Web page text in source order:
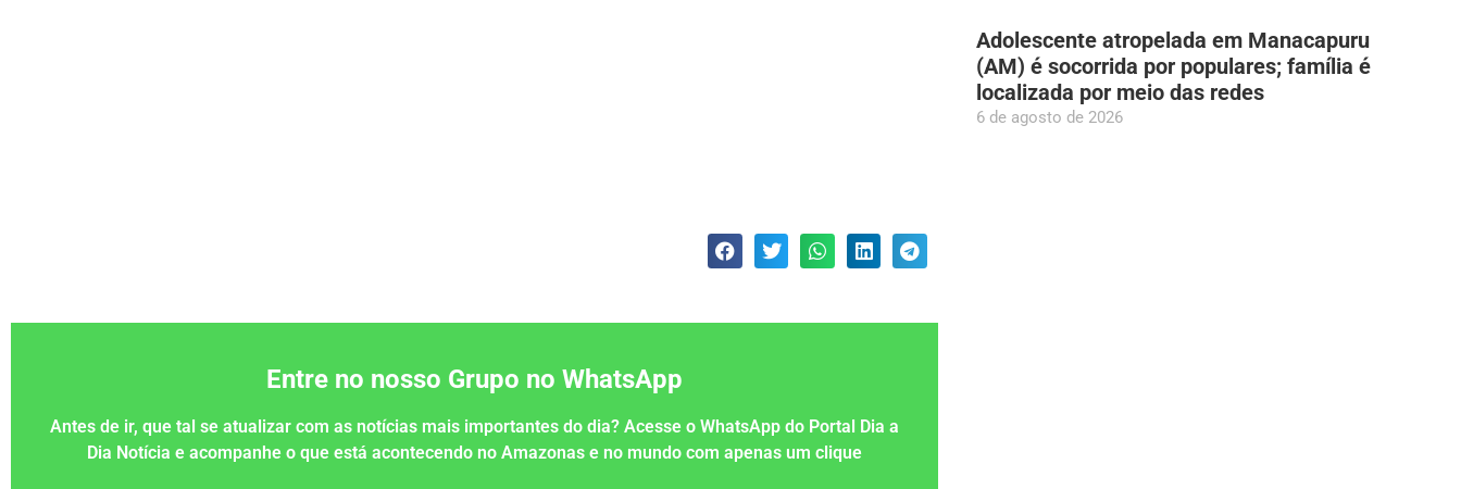
Entre no nosso Grupo no WhatsApp
Antes de ir, que tal se atualizar com as notícias mais importantes do dia? Acesse o WhatsApp do Portal Dia a
Dia Notícia e acompanhe o que está acontecendo no Amazonas e no mundo com apenas um clique
Adolescente atropelada em Manacapuru
(AM) é socorrida por populares; família é
localizada por meio das redes
6 de agosto de 2026